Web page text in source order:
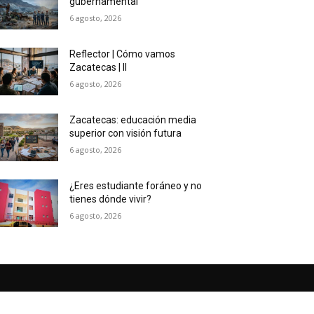
6 agosto, 2026
Reflector | Cómo vamos
Zacatecas | II
6 agosto, 2026
Zacatecas: educación media
superior con visión futura
6 agosto, 2026
¿Eres estudiante foráneo y no
tienes dónde vivir?
6 agosto, 2026